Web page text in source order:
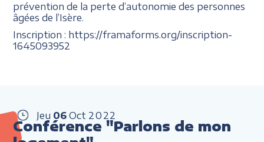
prévention de la perte d’autonomie des personnes
âgées de l’Isère.
Inscription : https://framaforms.org/inscription-
1645093952
Jeu 06 Oct 2022
Conférence "Parlons de mon